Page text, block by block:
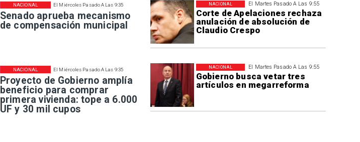
El Martes Pasado A Las 9:55
Corte de Apelaciones rechaza
anulación de absolución de
Claudio Crespo
NACIONAL
El Martes Pasado A Las 9:55
Gobierno busca vetar tres
artículos en megarreforma
NACIONAL
El Miércoles Pasado A Las 9:35
Senado aprueba mecanismo
de compensación municipal
NACIONAL
El Miércoles Pasado A Las 9:35
Proyecto de Gobierno amplía
beneficio para comprar
primera vivienda: tope a 6.000
UF y 30 mil cupos
NACIONAL